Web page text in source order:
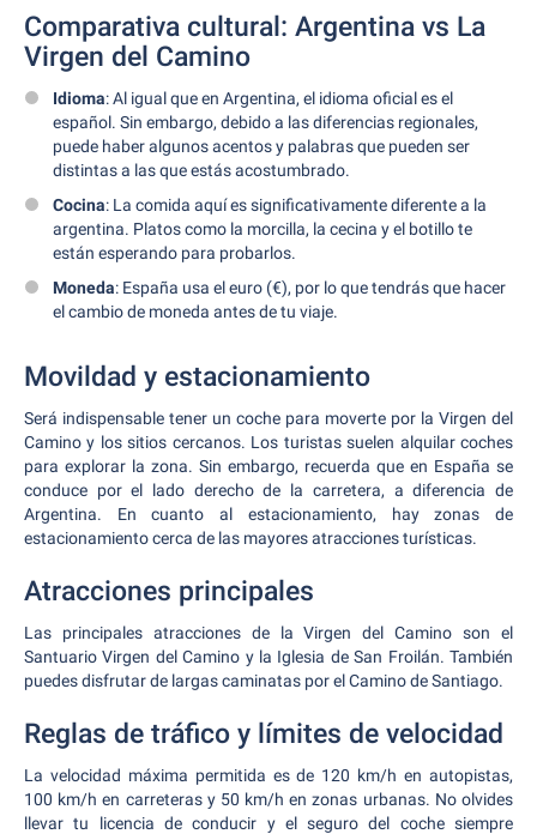
Comparativa cultural: Argentina vs La
Virgen del Camino
Idioma: Al igual que en Argentina, el idioma oficial es el
español. Sin embargo, debido a las diferencias regionales,
puede haber algunos acentos y palabras que pueden ser
distintas a las que estás acostumbrado.
Cocina: La comida aquí es significativamente diferente a la
argentina. Platos como la morcilla, la cecina y el botillo te
están esperando para probarlos.
Moneda: España usa el euro (€), por lo que tendrás que hacer
el cambio de moneda antes de tu viaje.
Movildad y estacionamiento
Será indispensable tener un coche para moverte por la Virgen del
Camino y los sitios cercanos. Los turistas suelen alquilar coches
para explorar la zona. Sin embargo, recuerda que en España se
conduce por el lado derecho de la carretera, a diferencia de
Argentina. En cuanto al estacionamiento, hay zonas de
estacionamiento cerca de las mayores atracciones turísticas.
Atracciones principales
Las principales atracciones de la Virgen del Camino son el
Santuario Virgen del Camino y la Iglesia de San Froilán. También
puedes disfrutar de largas caminatas por el Camino de Santiago.
Reglas de tráfico y límites de velocidad
La velocidad máxima permitida es de 120 km/h en autopistas,
100 km/h en carreteras y 50 km/h en zonas urbanas. No olvides
llevar tu licencia de conducir y el seguro del coche siempre